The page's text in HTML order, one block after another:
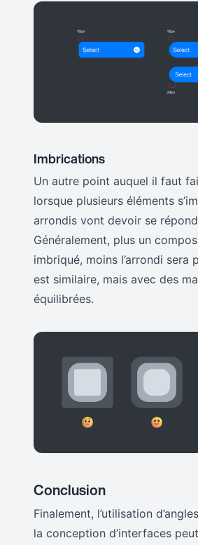
Imbrications
Un autre point auquel il faut
lorsque plusieurs éléments
arrondis vont devoir se
Généralement, plus un
imbriqué, moins l’arrondi sera
est similaire, mais avec des
équilibrées.
Conclusion
Finalement, l’utilisation
la conception d’interfaces